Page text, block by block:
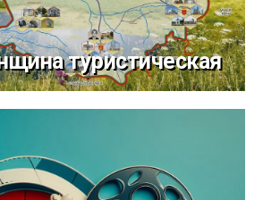
туристическая